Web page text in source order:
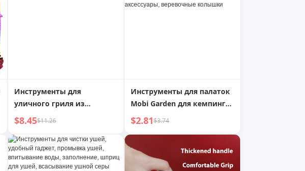
набор инструментов для
Инструменты для
уличного гриля из
нержавеющей стали,
барбекю
$8.45$11.26
Инструменты для палаток
Mobi Garden для кемпинга
на открытом воздухе,
фиксирующие аксессуары,
веревочные колышки
$2.81$3.74